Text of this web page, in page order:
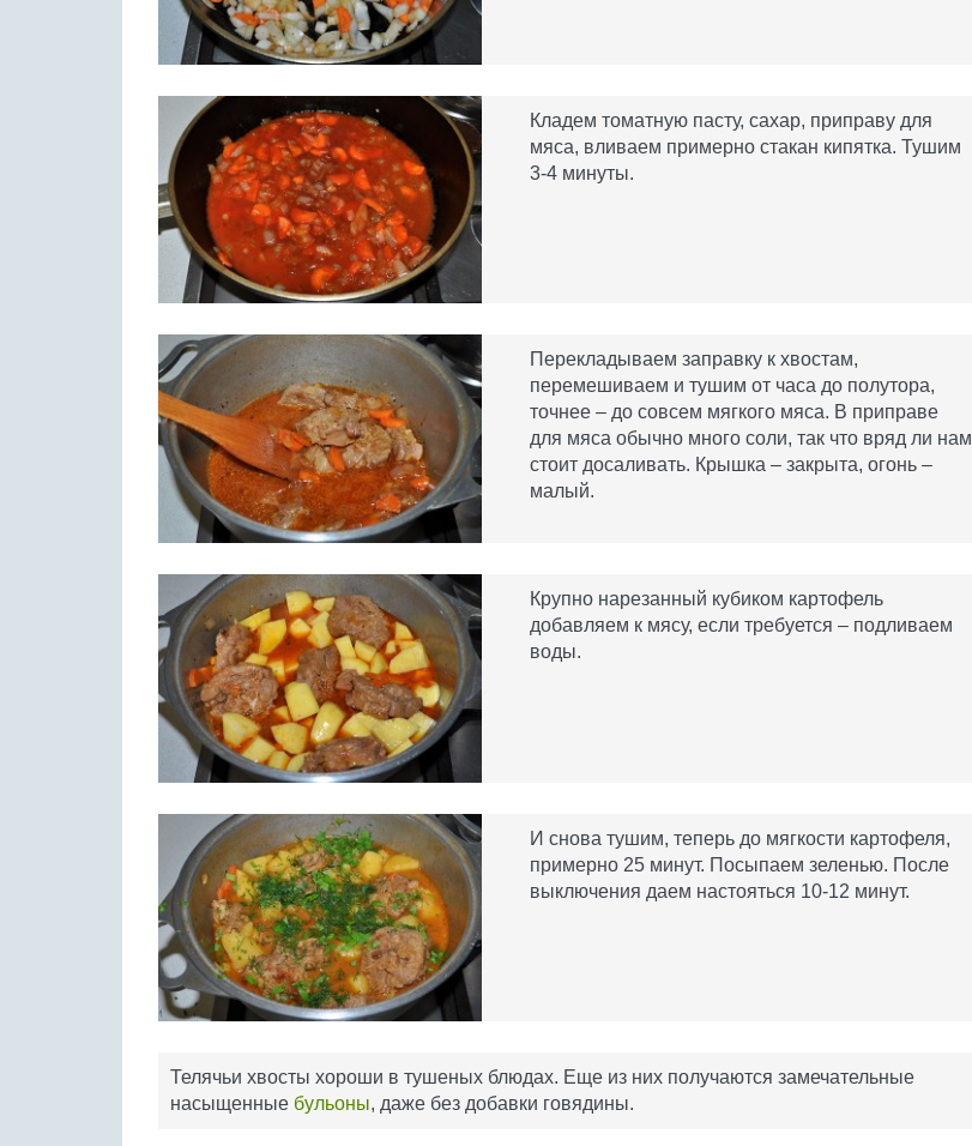
Кладем томатную пасту, сахар, приправу для
мяса, вливаем примерно стакан кипятка. Тушим
3-4 минуты.
Перекладываем заправку к хвостам,
перемешиваем и тушим от часа до полутора,
точнее – до совсем мягкого мяса. В приправе
для мяса обычно много соли, так что вряд ли нам
стоит досаливать. Крышка – закрыта, огонь –
малый.
Крупно нарезанный кубиком картофель
добавляем к мясу, если требуется – подливаем
воды.
И снова тушим, теперь до мягкости картофеля,
примерно 25 минут. Посыпаем зеленью. После
выключения даем настояться 10-12 минут.
Телячьи хвосты хороши в тушеных блюдах. Еще из них получаются замечательные
насыщенные бульоны, даже без добавки говядины.